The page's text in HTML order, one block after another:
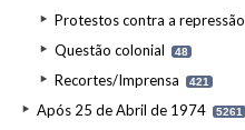
Protestos contra a repressão
Questão colonial 48
Recortes/Imprensa 421
Após 25 de Abril de 1974 5261